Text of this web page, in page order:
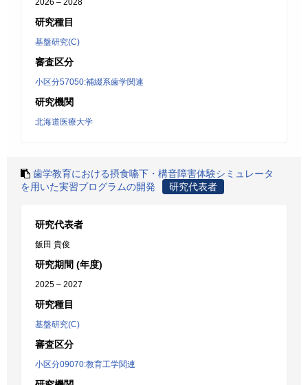
2026 – 2028
研究種目
基盤研究(C)
審査区分
小区分57050:補綴系歯学関連
研究機関
北海道医療大学
歯学教育における摂食嚥下・構音障害体験シミュレータ
を用いた実習プログラムの開発
研究代表者
研究代表者
飯田 貴俊
研究期間 (年度)
2025 – 2027
研究種目
基盤研究(C)
審査区分
小区分09070:教育工学関連